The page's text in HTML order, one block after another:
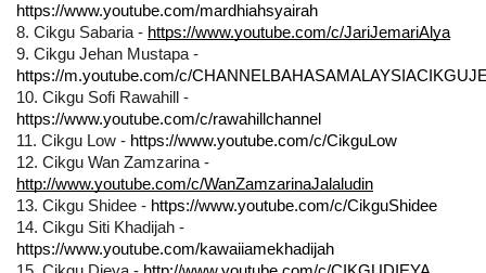
https://www.youtube.com/mardhiahsyairah
8. Cikgu Sabaria - https://www.youtube.com/c/JariJemariAlya
https://m.youtube.com/c/
https://www.youtube.com/c/rawahillchannel
11. Cikgu Low - https://www.youtube.com/c/CikguLow
http://www.youtube.com/c/WanZamzarinaJalaludin
13. Cikgu Shidee - https://www.youtube.com/c/CikguShidee
https://www.youtube.com/kawaiiamekhadijah